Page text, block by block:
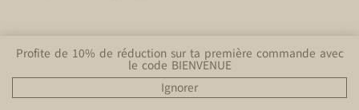
Profite de 10% de réduction sur ta première commande avec
le code BIENVENUE
Ignorer
© 2026 Maison Caprìa
ABONNEZ-VOUS